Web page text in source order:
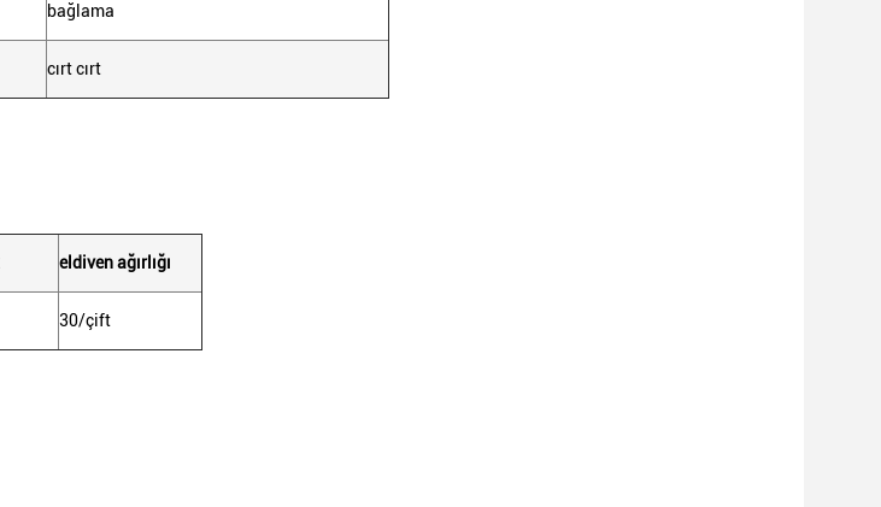
bağlama
cırt cırt
eldiven ağırlığı
30/çift